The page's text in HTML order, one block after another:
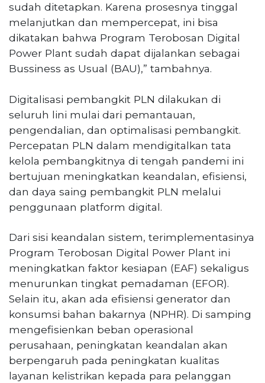
sudah ditetapkan. Karena prosesnya tinggal
melanjutkan dan mempercepat, ini bisa
dikatakan bahwa Program Terobosan Digital
Power Plant sudah dapat dijalankan sebagai
Bussiness as Usual (BAU),” tambahnya.
Digitalisasi pembangkit PLN dilakukan di
seluruh lini mulai dari pemantauan,
pengendalian, dan optimalisasi pembangkit.
Percepatan PLN dalam mendigitalkan tata
kelola pembangkitnya di tengah pandemi ini
bertujuan meningkatkan keandalan, efisiensi,
dan daya saing pembangkit PLN melalui
penggunaan platform digital.
Dari sisi keandalan sistem, terimplementasinya
Program Terobosan Digital Power Plant ini
meningkatkan faktor kesiapan (EAF) sekaligus
menurunkan tingkat pemadaman (EFOR).
Selain itu, akan ada efisiensi generator dan
konsumsi bahan bakarnya (NPHR). Di samping
mengefisienkan beban operasional
perusahaan, peningkatan keandalan akan
berpengaruh pada peningkatan kualitas
layanan kelistrikan kepada para pelanggan